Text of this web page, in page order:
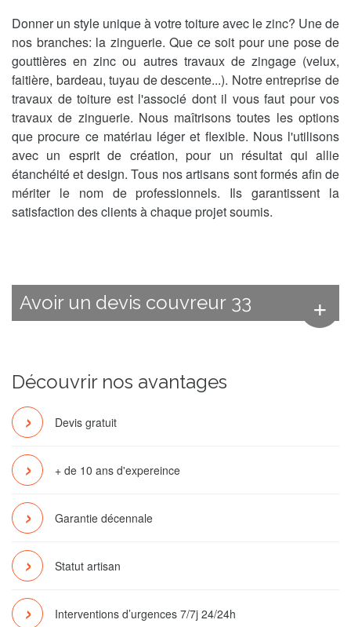
Donner un style unique à votre toiture avec le zinc? Une de
nos branches: la zinguerie. Que ce soit pour une pose de
gouttières en zinc ou autres travaux de zingage (velux,
faitière, bardeau, tuyau de descente...). Notre entreprise de
travaux de toiture est l'associé dont il vous faut pour vos
travaux de zinguerie. Nous maîtrisons toutes les options
que procure ce matériau léger et flexible. Nous l'utilisons
avec un esprit de création, pour un résultat qui allie
étanchéité et design. Tous nos artisans sont formés afin de
mériter le nom de professionnels. Ils garantissent la
satisfaction des clients à chaque projet soumis.
Avoir un devis couvreur 33
Découvrir nos avantages
Devis gratuit
+ de 10 ans d'expereince
Garantie décennale
Statut artisan
Interventions d’urgences 7/7j 24/24h